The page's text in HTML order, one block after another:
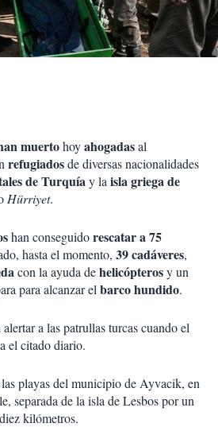
muertohoyahogadasal
refugiadosde diversas nacionalidades
de Turquíay la isla griega de
Hürriyet.
han conseguidorescatar a 75
hasta el momento, 39 cadáveres,
con la ayuda dehelicópterosy un
para alcanzar el barco hundido.
a las patrullas turcas cuando el
el citado diario.
playas del municipio de Ayvacik, en
separada de la isla de Lesbos por un
kilómetros.